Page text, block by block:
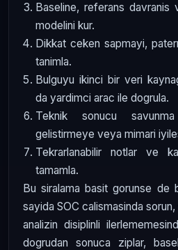
Baseline, referans davranis
modelini kur.
Dikkat ceken sapmayi,
tanimla.
Bulguyu ikinci bir veri
da yardimci arac ile dogrula.
Teknik sonucu
gelistirmeye veya mimari
Tekrarlanabilir notlar ve
tamamla.
Bu siralama basit gorunse de
sayida SOC calismasinda
analizin disiplinli
dogrudan sonuca ziplar,